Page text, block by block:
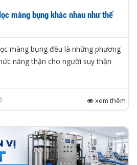
màng bụng khác nhau như thế
màng bụng đều là những phương
năng thận cho người suy thận
xem thêm